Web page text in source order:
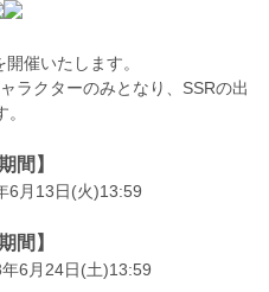
催いたします。
ラクターのみとなり、SSRの出
間】
6月13日(火)13:59
間】
6月24日(土)13:59